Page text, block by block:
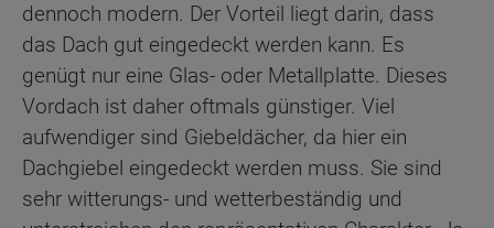
dennoch modern. Der Vorteil liegt darin, dass
das Dach gut eingedeckt werden kann. Es
genügt nur eine Glas- oder Metallplatte. Dieses
Vordach ist daher oftmals günstiger. Viel
aufwendiger sind Giebeldächer, da hier ein
Dachgiebel eingedeckt werden muss. Sie sind
sehr witterungs- und wetterbeständig und